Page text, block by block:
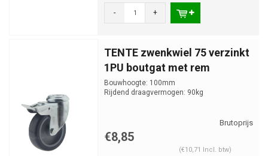
- +
TENTE zwenkwiel 75 verzinkt
1PU boutgat met rem
Bouwhoogte: 100mm
Rijdend draagvermogen: 90kg
€8,85
(€10,71 Incl. btw)